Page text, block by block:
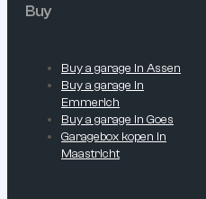
Buy
Buy a garage in Assen
Buy a garage in
Emmerich
Buy a garage in Goes
Garagebox kopen in
Maastricht